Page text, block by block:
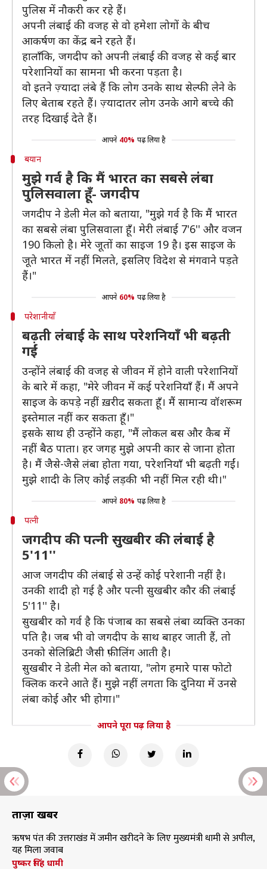
पुलिस में नौकरी कर रहे हैं।
अपनी लंबाई की वजह से वो हमेशा लोगों के बीच
आकर्षण का केंद्र बने रहते हैं।
हालाँकि, जगदीप को अपनी लंबाई की वजह से कई बार
परेशानियों का सामना भी करना पड़ता है।
वो इतने ज़्यादा लंबे हैं कि लोग उनके साथ सेल्फी लेने के
लिए बेताब रहते हैं। ज़्यादातर लोग उनके आगे बच्चे की
तरह दिखाई देते हैं।
आपने 40% पढ़ लिया है
बयान
मुझे गर्व है कि मैं भारत का सबसे लंबा
पुलिसवाला हूँ- जगदीप
जगदीप ने डेली मेल को बताया, "मुझे गर्व है कि मैं भारत
का सबसे लंबा पुलिसवाला हूँ। मेरी लंबाई 7'6'' और वजन
190 किलो है। मेरे जूतों का साइज 19 है। इस साइज के
जूते भारत में नहीं मिलते, इसलिए विदेश से मंगवाने पड़ते
हैं।"
आपने 60% पढ़ लिया है
परेशानीयाँ
बढ़ती लंबाई के साथ परेशनियाँ भी बढ़ती
गईं
उन्होंने लंबाई की वजह से जीवन में होने वाली परेशानियों
के बारे में कहा, "मेरे जीवन में कई परेशनियाँ हैं। मैं अपने
साइज के कपड़े नहीं ख़रीद सकता हूँ। मैं सामान्य वॉशरूम
इस्तेमाल नहीं कर सकता हूँ।"
इसके साथ ही उन्होंने कहा, "मैं लोकल बस और कैब में
नहीं बैठ पाता। हर जगह मुझे अपनी कार से जाना होता
है। मैं जैसे-जैसे लंबा होता गया, परेशनियाँ भी बढ़ती गईं।
मुझे शादी के लिए कोई लड़की भी नहीं मिल रही थी।"
आपने 80% पढ़ लिया है
पत्नी
जगदीप की पत्नी सुखबीर की लंबाई है
5'11''
आज जगदीप की लंबाई से उन्हें कोई परेशानी नहीं है।
उनकी शादी हो गई है और पत्नी सुखबीर कौर की लंबाई
5'11'' है।
सुखबीर को गर्व है कि पंजाब का सबसे लंबा व्यक्ति उनका
पति है। जब भी वो जगदीप के साथ बाहर जाती हैं, तो
उनको सेलिब्रिटी जैसी फ़ीलिंग आती है।
सुखबीर ने डेली मेल को बताया, "लोग हमारे पास फोटो
क्लिक करने आते हैं। मुझे नहीं लगता कि दुनिया में उनसे
लंबा कोई और भी होगा।"
आपने पूरा पढ़ लिया है
ताज़ा खबरें
ऋषभ पंत की उत्तराखंड में जमीन खरीदने के लिए मुख्यमंत्री धामी से अपील,
यह मिला जवाब
पुष्कर सिंह धामी